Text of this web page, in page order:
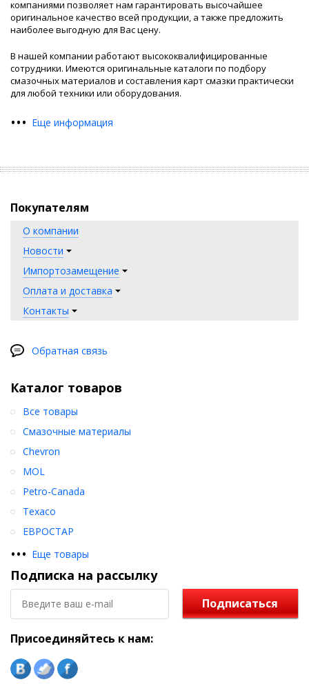
инструкцию по эксплуатации, где указывается
марка оптимального состава.
«Евростар» — выгодное
сотрудничество, рациональные
цены
масел и смазок «Евростар» предлагает большой
партиями, но независимо от объема, покупателям
обеспечивается:
Доставка по Краснодару и Краснодарскому
Ценовая доступность,
Бесплатное консультирование,
Возможность проведения оплаты удобным
Дополнительную информацию о возможностях
взаимодействия ищите на сайте или спрашивайте
компаниями позволяет нам гарантировать высочайшее
оригинальное качество всей продукции, а также предложить
наиболее выгодную для Вас цену.
В нашей компании работают высококвалифицированные
сотрудники. Имеются оригинальные каталоги по подбору
смазочных материалов и составления карт смазки практически
для любой техники или оборудования.
••• Еще информация
Покупателям
О компании
Новости
Импортозамещение
Оплата и доставка
Контакты
Обратная связь
Каталог товаров
••• Еще товары
Все товары
Смазочные материалы
Chevron
MOL
Petro-Canada
Texaco
ЕВРОСТАР
Подписка на рассылку
Подписаться
Присоединяйтесь к нам: